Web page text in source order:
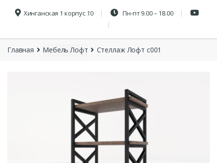
Хинганская 1 корпус 10 Пн-пт 9.00 – 18.00
Главная Мебель Лофт Стеллаж Лофт с001